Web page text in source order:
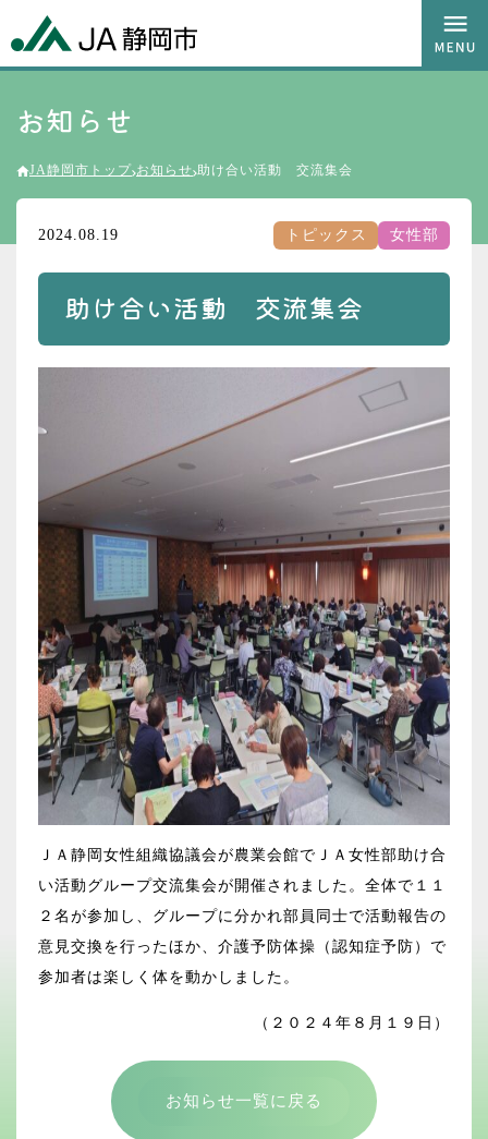
お知らせ
JA静岡市トップ お知らせ 助け合い活動 交流集会
2024.08.19 トピックス 女性部
助け合い活動 交流集会
ＪＡ静岡女性組織協議会が農業会館でＪＡ女性部助け合
い活動グループ交流集会が開催されました。全体で１１
２名が参加し、グループに分かれ部員同士で活動報告の
意見交換を行ったほか、介護予防体操（認知症予防）で
参加者は楽しく体を動かしました。
（２０２４年８月１９日）
お知らせ一覧に戻る